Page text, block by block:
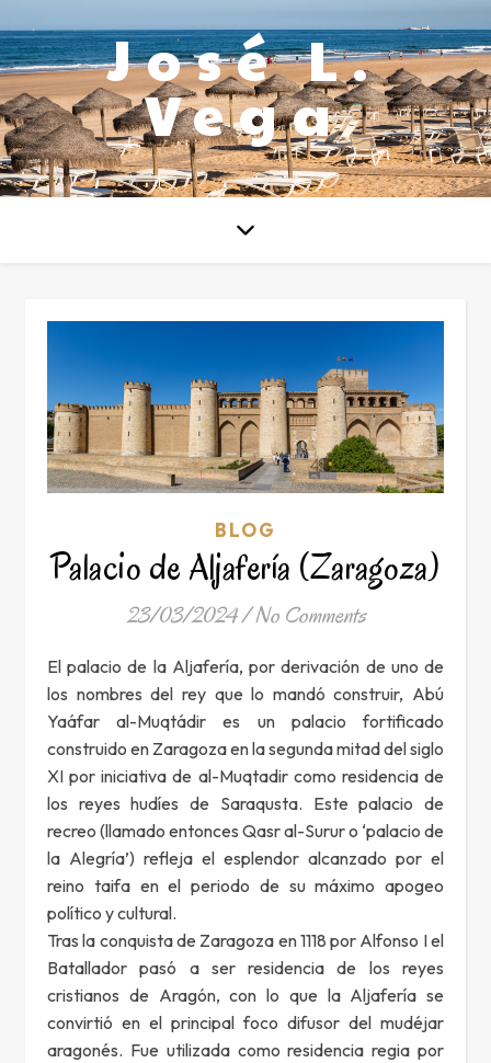
José L.
Vega
BLOG
Palacio de Aljafería (Zaragoza)
23/03/2024/No Comments
El palacio de la Aljafería, por derivación de uno de
los nombres del rey que lo mandó construir, Abú
Yaáfar al-Muqtádir es un palacio fortificado
construido en Zaragoza en la segunda mitad del siglo
XI por iniciativa de al-Muqtadir como residencia de
los reyes hudíes de Saraqusta. Este palacio de
recreo (llamado entonces Qasr al-Surur o ‘palacio de
la Alegría’) refleja el esplendor alcanzado por el
reino taifa en el periodo de su máximo apogeo
político y cultural.
Tras la conquista de Zaragoza en 1118 por Alfonso I el
Batallador pasó a ser residencia de los reyes
cristianos de Aragón, con lo que la Aljafería se
convirtió en el principal foco difusor del mudéjar
aragonés. Fue utilizada como residencia regia por